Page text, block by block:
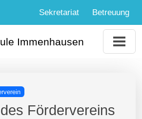
Sekretariat Betreuung
Fördervereins